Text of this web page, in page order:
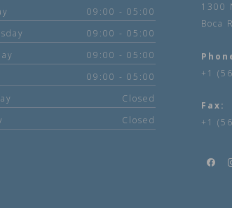
09:00 - 05:00
09:00 - 05:00
09:00 - 05:00
09:00 - 05:00
Closed
Closed
1300
Boca
+1
Fax:
+1